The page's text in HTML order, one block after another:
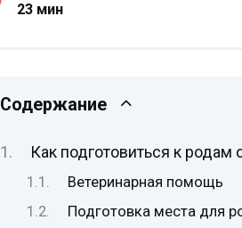
23 мин
Содержание
Как подготовиться к родам
Ветеринарная помощь
Подготовка места для